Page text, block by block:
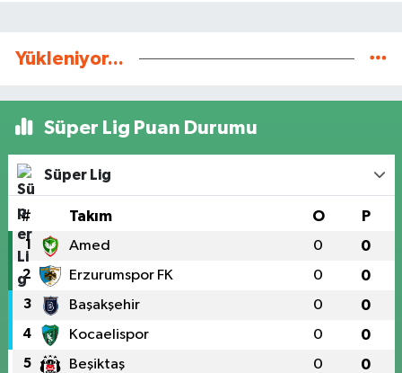
Yükleniyor...
Süper Lig Puan Durumu
Süper Lig
# Takım O P
1 Amed 0 0
2 Erzurumspor FK 0 0
3 Başakşehir 0 0
4 Kocaelispor 0 0
5 Beşiktaş 0 0